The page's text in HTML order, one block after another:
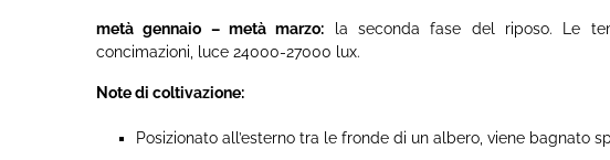
metà gennaio – metà marzo: la seconda fase del riposo. Le
concimazioni, luce 24000-27000 lux.
Note di coltivazione:
Posizionato all’esterno tra le fronde di un albero, viene bagnato